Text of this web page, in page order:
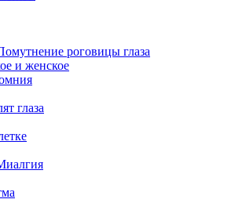
роговицы глаза
и женское
глаза